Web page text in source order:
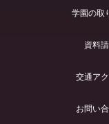
学園の取
資料
交通ア
お問い